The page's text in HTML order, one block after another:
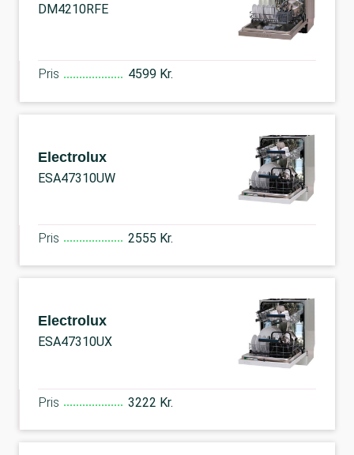
DM4210RFE
Pris 4599 Kr.
Electrolux
ESA47310UW
Pris 2555 Kr.
Electrolux
ESA47310UX
Pris 3222 Kr.